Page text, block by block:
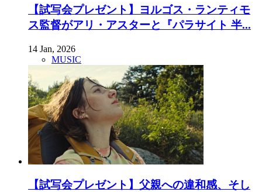
【試写会プレゼント】ヨルゴス・ランティモ
ス監督がアリ・アスターと『パラサイト 半...
14 Jan, 2026
MUSIC
【試写会プレゼント】父親への違和感、そし